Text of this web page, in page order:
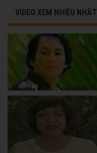
VIDEO XEM NHIỀU NHẤT